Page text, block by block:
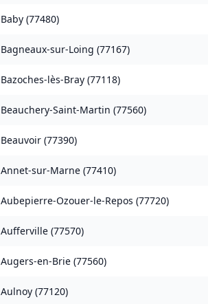
Baby (77480)
Bagneaux-sur-Loing (77167)
Bazoches-lès-Bray (77118)
Beauchery-Saint-Martin (77560)
Beauvoir (77390)
Annet-sur-Marne (77410)
Aubepierre-Ozouer-le-Repos (77720)
Aufferville (77570)
Augers-en-Brie (77560)
Aulnoy (77120)